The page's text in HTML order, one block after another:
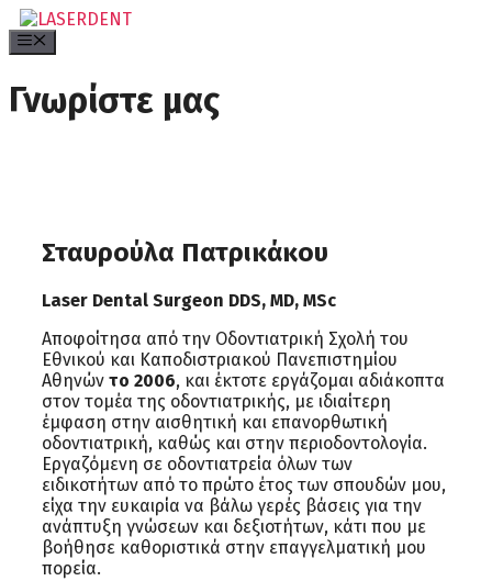
Μετάβαση
σε
περιεχόμενο
Γνωρίστε μας
Σταυρούλα Πατρικάκου
Laser Dental Surgeon DDS, MD, MSc
Αποφοίτησα από την Οδοντιατρική Σχολή του
Εθνικού και Καποδιστριακού Πανεπιστημίου
Αθηνών το 2006, και έκτοτε εργάζομαι αδιάκοπτα
στον τομέα της οδοντιατρικής, με ιδιαίτερη
έμφαση στην αισθητική και επανορθωτική
οδοντιατρική, καθώς και στην περιοδοντολογία.
Εργαζόμενη σε οδοντιατρεία όλων των
ειδικοτήτων από τo πρώτο έτος των σπουδών μου,
είχα την ευκαιρία να βάλω γερές βάσεις για την
ανάπτυξη γνώσεων και δεξιοτήτων, κάτι που με
βοήθησε καθοριστικά στην επαγγελματική μου
πορεία.